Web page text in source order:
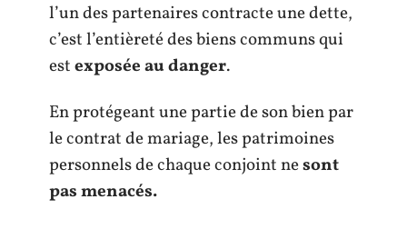
l’un des partenaires contracte une dette,
c’est l’entièreté des biens communs qui
estexposée au danger.
En protégeant une partie de son bien par
le contrat de mariage, les patrimoines
personnels de chaque conjoint nesont
pas menacés.